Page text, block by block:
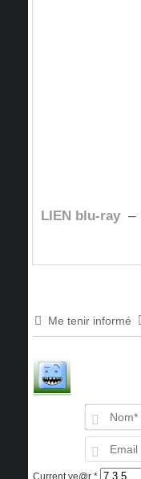
LIEN blu-ray –
Me tenir informé
Current ye@r *